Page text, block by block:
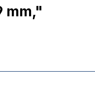
mm,"